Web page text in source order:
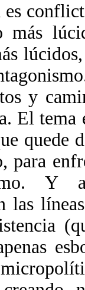
más
y
El tema
quede
para
Y
las